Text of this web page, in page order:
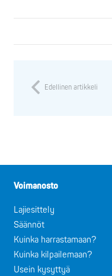
Edellinen artikkeli
Voimanosto
Lajiesittely
Säännöt
Kuinka harrastamaan?
Kuinka kilpailemaan?
Usein kysyttyä